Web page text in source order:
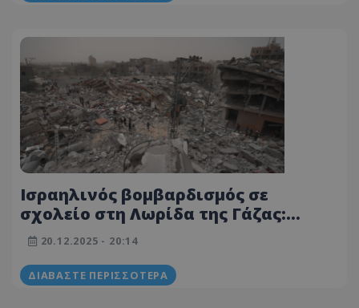
Ισραηλινός βομβαρδισμός σε
σχολείο στη Λωρίδα της Γάζας:
Πέντε νεκροί, ανάμεσά τους παιδιά
20.12.2025 - 20:14
ΔΙΑΒΆΣΤΕ ΠΕΡΙΣΣΌΤΕΡΑ